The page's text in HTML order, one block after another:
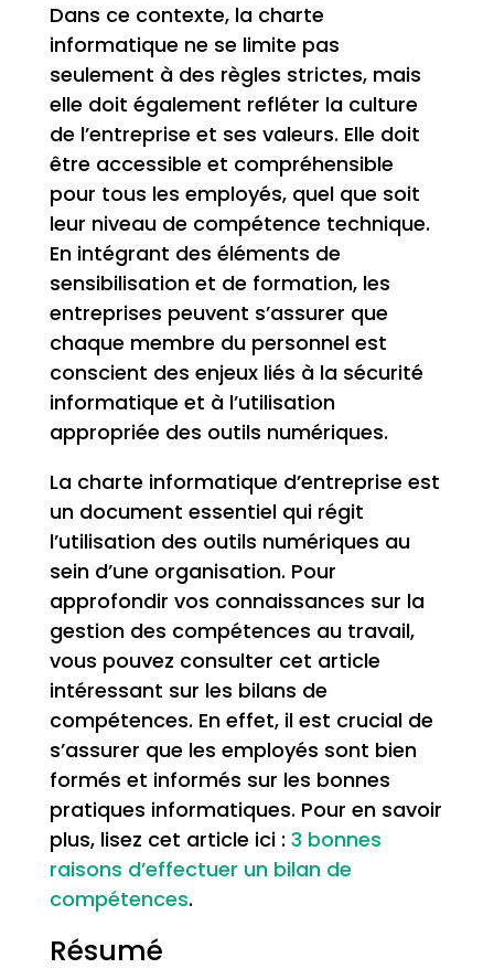
Dans ce contexte, la charte
informatique ne se limite pas
seulement à des règles strictes, mais
elle doit également refléter la culture
de l’entreprise et ses valeurs. Elle doit
être accessible et compréhensible
pour tous les employés, quel que soit
leur niveau de compétence technique.
En intégrant des éléments de
sensibilisation et de formation, les
entreprises peuvent s’assurer que
chaque membre du personnel est
conscient des enjeux liés à la sécurité
informatique et à l’utilisation
appropriée des outils numériques.
La charte informatique d’entreprise est
un document essentiel qui régit
l’utilisation des outils numériques au
sein d’une organisation. Pour
approfondir vos connaissances sur la
gestion des compétences au travail,
vous pouvez consulter cet article
intéressant sur les bilans de
compétences. En effet, il est crucial de
s’assurer que les employés sont bien
formés et informés sur les bonnes
pratiques informatiques. Pour en savoir
plus, lisez cet article ici : 3 bonnes
raisons d’effectuer un bilan de
compétences.
Résumé